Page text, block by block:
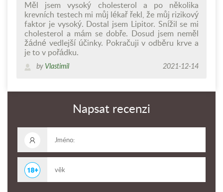
Měl jsem vysoký cholesterol a po několika
krevních testech mi můj lékař řekl, že můj rizikový
faktor je vysoký. Dostal jsem Lipitor. Snížil se mi
cholesterol a mám se dobře. Dosud jsem neměl
žádné vedlejší účinky. Pokračuji v odběru krve a
je to v pořádku.
by Vlastimil 2021-12-14
Napsat recenzi